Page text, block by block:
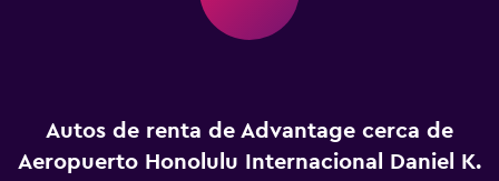
Autos de renta de Advantage cerca de
Aeropuerto Honolulu Internacional Daniel K.